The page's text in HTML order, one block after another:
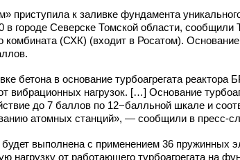
приступила к заливке фундамента
в городе Северске Томской области,
комбината (СХК) (входит в Росатом).
бетона в основание турбоагрегата реактора
вибрационных нагрузок. […] Основание
до 7 баллов по 12−балльной шкале и
атомных станций», — сообщили в пресс-
будет выполнена с применением 36 пружинных
нагрузку от работающего турбоагрегата на